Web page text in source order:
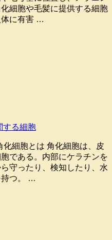
細胞や毛髪に提供する細胞
体に有害 …
する細胞
細胞とは 角化細胞は、皮
である。内部にケラチンを
守ったり、検知したり、水
持つ。 …